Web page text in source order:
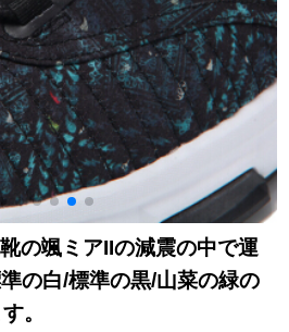
の颯ミアIIの減震の中で運
の白/標準の黒/山菜の緑の
。